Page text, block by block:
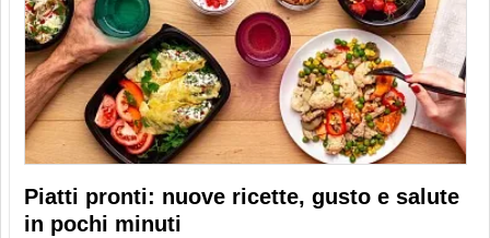
Piatti pronti: nuove ricette, gusto e salute
in pochi minuti